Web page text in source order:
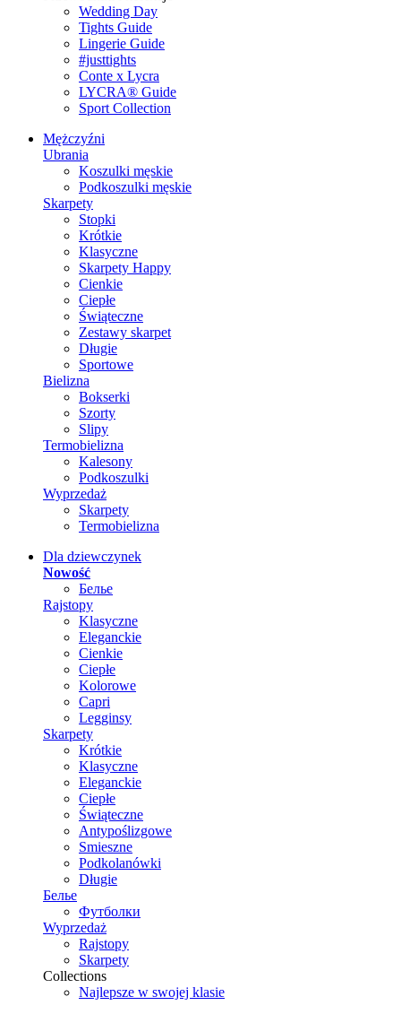
Wedding Day
Tights Guide
Lingerie Guide
#justtights
Conte x Lycra
LYCRA® Guide
Sport Сollection
Mężczyźni
Ubrania
Koszulki męskie
Podkoszulki męskie
Skarpety
Stopki
Krótkie
Klasyczne
Skarpety Happy
Cienkie
Ciepłe
Świąteczne
Zestawy skarpet
Długie
Sportowe
Bielizna
Bokserki
Szorty
Slipy
Termobielizna
Kalesony
Podkoszulki
Wyprzedaż
Skarpety
Termobielizna
Dla dziewczynek
Nowość
Белье
Rajstopy
Klasyczne
Eleganckie
Cienkie
Ciepłe
Kolorowe
Capri
Legginsy
Skarpety
Krótkie
Klasyczne
Eleganckie
Ciepłe
Świąteczne
Antypoślizgowe
Smieszne
Podkolanówki
Długie
Белье
Футболки
Wyprzedaż
Rajstopy
Skarpety
Collections
Najlepsze w swojej klasie